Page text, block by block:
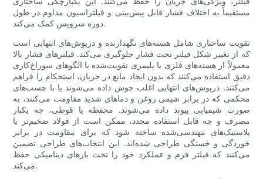
مستقیماً به اختلاف فشار قابل پیش‌بینی و فیلتراسیون مداوم در طول
دوره سرویس کمک می‌کند.
تقویت ساختاری شامل هسته‌های نگهدارنده و درپوش‌های انتهایی است
که از تغییر شکل فیلتر تحت فشار جلوگیری می‌کند. فیلترهای فشار بالا
معمولاً از هسته‌های فلزی یا پلیمری تقویت‌شده با الگوهای سوراخ‌کاری
دقیق استفاده می‌کنند که بدون ایجاد مانع در جریان، استحکام را فراهم
می‌کنند. درپوش‌های انتهایی اغلب جوش داده می‌شوند یا با چسب‌های
محکمی که در برابر شیمی روغن و دماهای شدید مقاومت می‌کنند، به
صورت شیمیایی پیوند داده می‌شوند. محفظه یا قوطی، چه یکبار
مصرف و چه قابل استفاده مجدد، ممکن است از فولاد ضخیم‌تر یا
پلاستیک‌های مهندسی‌شده ساخته شود که برای مقاومت در برابر
خوردگی و خستگی طراحی شده‌اند. این انتخاب‌های طراحی تضمین
می‌کنند که فیلتر فرم و عملکرد خود را تحت بارهای دینامیکی حفظ
می‌کند.